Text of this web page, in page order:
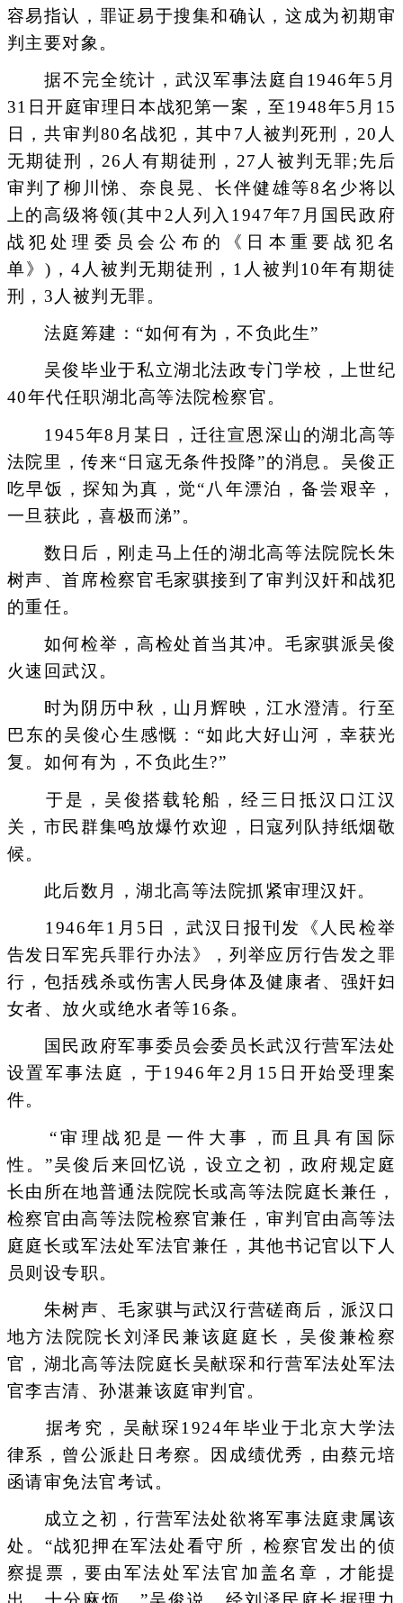
容易指认，罪证易于搜集和确认，这成为初期审
判主要对象。
据不完全统计，武汉军事法庭自1946年5月
31日开庭审理日本战犯第一案，至1948年5月15
日，共审判80名战犯，其中7人被判死刑，20人
无期徒刑，26人有期徒刑，27人被判无罪;先后
审判了柳川悌、奈良晃、长伴健雄等8名少将以
上的高级将领(其中2人列入1947年7月国民政府
战犯处理委员会公布的《日本重要战犯名
单》)，4人被判无期徒刑，1人被判10年有期徒
刑，3人被判无罪。
法庭筹建：“如何有为，不负此生”
吴俊毕业于私立湖北法政专门学校，上世纪
40年代任职湖北高等法院检察官。
1945年8月某日，迁往宣恩深山的湖北高等
法院里，传来“日寇无条件投降”的消息。吴俊正
吃早饭，探知为真，觉“八年漂泊，备尝艰辛，
一旦获此，喜极而涕”。
数日后，刚走马上任的湖北高等法院院长朱
树声、首席检察官毛家骐接到了审判汉奸和战犯
的重任。
如何检举，高检处首当其冲。毛家骐派吴俊
火速回武汉。
时为阴历中秋，山月辉映，江水澄清。行至
巴东的吴俊心生感慨：“如此大好山河，幸获光
复。如何有为，不负此生?”
于是，吴俊搭载轮船，经三日抵汉口江汉
关，市民群集鸣放爆竹欢迎，日寇列队持纸烟敬
候。
此后数月，湖北高等法院抓紧审理汉奸。
1946年1月5日，武汉日报刊发《人民检举
告发日军宪兵罪行办法》，列举应厉行告发之罪
行，包括残杀或伤害人民身体及健康者、强奸妇
女者、放火或绝水者等16条。
国民政府军事委员会委员长武汉行营军法处
设置军事法庭，于1946年2月15日开始受理案
件。
“审理战犯是一件大事，而且具有国际
性。”吴俊后来回忆说，设立之初，政府规定庭
长由所在地普通法院院长或高等法院庭长兼任，
检察官由高等法院检察官兼任，审判官由高等法
庭庭长或军法处军法官兼任，其他书记官以下人
员则设专职。
朱树声、毛家骐与武汉行营磋商后，派汉口
地方法院院长刘泽民兼该庭庭长，吴俊兼检察
官，湖北高等法院庭长吴献琛和行营军法处军法
官李吉清、孙湛兼该庭审判官。
据考究，吴献琛1924年毕业于北京大学法
律系，曾公派赴日考察。因成绩优秀，由蔡元培
函请审免法官考试。
成立之初，行营军法处欲将军事法庭隶属该
处。“战犯押在军法处看守所，检察官发出的侦
察提票，要由军法处军法官加盖名章，才能提